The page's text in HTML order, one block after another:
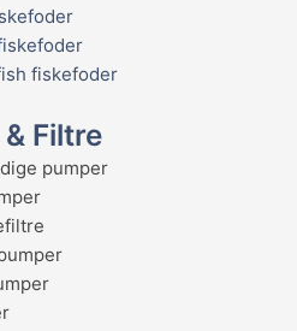
fiskefoder
Filtre
pumper